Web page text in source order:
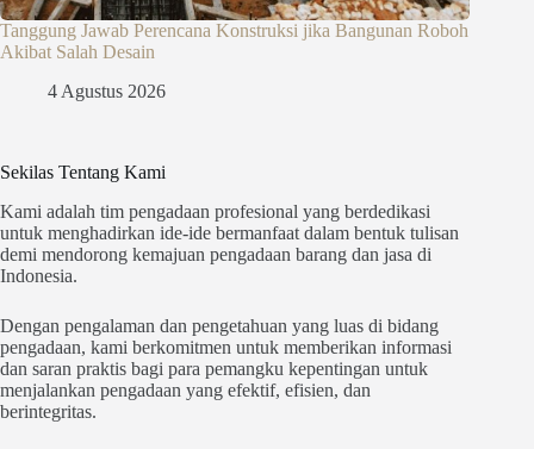
Tanggung Jawab Perencana Konstruksi jika Bangunan Roboh
Akibat Salah Desain
4 Agustus 2026
Sekilas Tentang Kami
Kami adalah tim pengadaan profesional yang berdedikasi
untuk menghadirkan ide-ide bermanfaat dalam bentuk tulisan
demi mendorong kemajuan pengadaan barang dan jasa di
Indonesia.
Dengan pengalaman dan pengetahuan yang luas di bidang
pengadaan, kami berkomitmen untuk memberikan informasi
dan saran praktis bagi para pemangku kepentingan untuk
menjalankan pengadaan yang efektif, efisien, dan
berintegritas.